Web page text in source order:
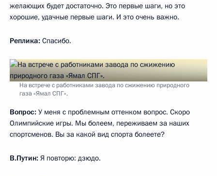
желающих будет достаточно. Это первые шаги, но это
хорошие, удачные первые шаги. И это очень важно.
Реплика: Спасибо.
На встрече с работниками завода по сжижению природного
газа «Ямал СПГ».
Вопрос: У меня с проблемным оттенком вопрос. Скоро
Олимпийские игры. Мы болеем, переживаем за наших
спортсменов. Вы за какой вид спорта болеете?
В.Путин: Я повторю: дзюдо.